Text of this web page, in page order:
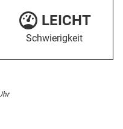
LEICHT
Schwierigkeit